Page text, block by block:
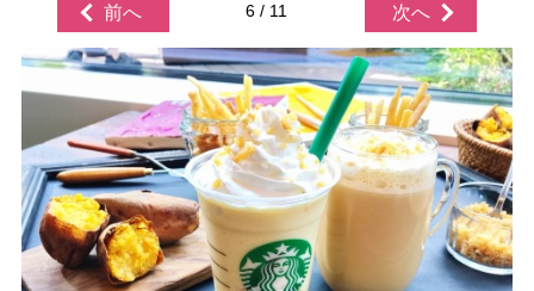
前へ 6 / 11 次へ